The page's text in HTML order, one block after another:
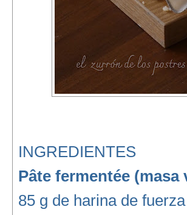
INGREDIENTES
Pâte fermentée (masa
85 g de harina de